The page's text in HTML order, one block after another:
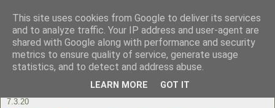
7.3.20
This site uses cookies from Google to deliver its services
and to analyze traffic. Your IP address and user-agent are
shared with Google along with performance and security
metrics to ensure quality of service, generate usage
statistics, and to detect and address abuse.
LEARN MORE GOT IT